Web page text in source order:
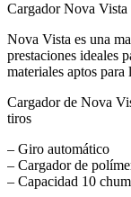
Cargador Nova
Nova Vista es una
prestaciones ideales
materiales aptos para
Cargador de Nova
tiros
– Giro automático
– Cargador de
– Capacidad 10